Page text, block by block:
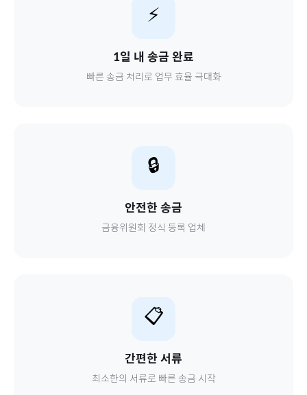
⚡
1일 내 송금 완료
빠른 송금 처리로 업무 효율 극대화
🔒
안전한 송금
금융위원회 정식 등록 업체
📋
간편한 서류
최소한의 서류로 빠른 송금 시작